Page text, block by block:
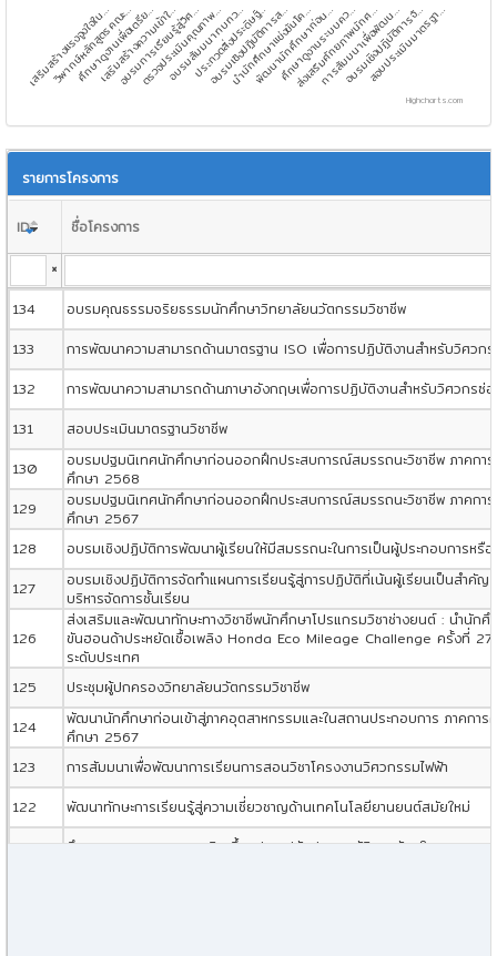
เสริมสร้างแรงจูงใจใน…
วิพากษ์หลักสูตรคณะ…
ศึกษาดูงานเพื่อเตรีย…
เสริมสร้างความเข้าใ…
อบรมการเรียนรู้สู่วิศ…
ตรวจประเมินคุณภาพ…
อบรมสัมมนาทบทว…
ประกวดสิ่งประดิษฐ์…
อบรมเชิงปฏิบัติการส…
นำนักศึกษาแข่งขันโค…
พัฒนานักศึกษาก่อน…
ศึกษาดูงานระบบคว…
ส่งเสริมศักยภาพนักศ…
การสัมมนาเพื่อพัฒน…
อบรมเชิงปฏิบัติการจั…
สอบประเมินมาตรฐา…
Highcharts.com
รายการโครงการ
ID
ชื่อโครงการ
×
134
อบรมคุณธรรมจริยธรรมนักศึกษาวิทยาลัยนวัตกรรมวิชาชีพ
133
การพัฒนาความสามารถด้านมาตรฐาน ISO เพื่อการปฏิบัติงานสำหรับวิศวก
132
การพัฒนาความสามารถด้านภาษาอังกฤษเพื่อการปฏิบัติงานสำหรับวิศวกรซ่
131
สอบประเมินมาตรฐานวิชาชีพ
130
อบรมปฐมนิเทศนักศึกษาก่อนออกฝึกประสบการณ์สมรรถนะวิชาชีพ ภาคกา
ศึกษา 2568
129
อบรมปฐมนิเทศนักศึกษาก่อนออกฝึกประสบการณ์สมรรถนะวิชาชีพ ภาคกา
ศึกษา 2567
128
อบรมเชิงปฏิบัติการพัฒนาผู้เรียนให้มีสมรรถนะในการเป็นผู้ประกอบการหรื
127
อบรมเชิงปฏิบัติการจัดทำแผนการเรียนรู้สู่การปฏิบัติที่เน้นผู้เรียนเป็นสำคัญ
บริหารจัดการชั้นเรียน
126
ส่งเสริมและพัฒนาทักษะทางวิชาชีพนักศึกษาโปรแกรมวิชาช่างยนต์ : นำนักศึ
ขันฮอนด้าประหยัดเชื้อเพลิง Honda Eco Mileage Challenge ครั้งที่
ระดับประเทศ
125
ประชุมผู้ปกครองวิทยาลัยนวัตกรรมวิชาชีพ
124
พัฒนานักศึกษาก่อนเข้าสู่ภาคอุตสาหกรรมและในสถานประกอบการ ภาคกา
ศึกษา 2567
123
การสัมมนาเพื่อพัฒนาการเรียนการสอนวิชาโครงงานวิศวกรรมไฟฟ้า
122
พัฒนาทักษะการเรียนรู้สู่ความเชี่ยวชาญด้านเทคโนโลยียานยนต์สมัยใหม่
121
ศึกษาดูงานกระบวนการผลิต ขึ้นรูปและปรับปรุงสมบัติของวัสดุในงานอุตสา